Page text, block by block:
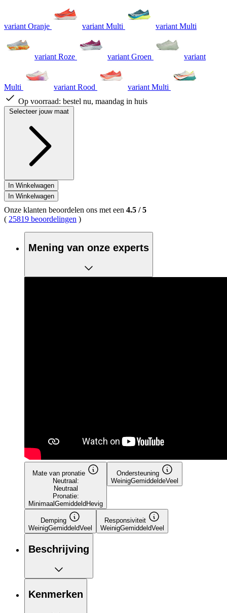
variant Oranje variant Multi variant Multi
variant Roze variant Groen variant
Multi variant Rood
variant Multi
Op voorraad: bestel nu, maandag in huis
Selecteer jouw maat
In Winkelwagen
In Winkelwagen
Onze klanten beoordelen ons met een 4.5 /5
( 25819 beoordelingen )
Mening van onze experts
Mate van pronatie
Neutraal:
Neutraal
Pronatie:
MinimaalGemiddeld Hevig
Ondersteuning
WeinigGemiddeldeVeel
Demping
WeinigGemiddeldVeel
Responsiviteit
WeinigGemiddeldVeel
Beschrijving
Kenmerken